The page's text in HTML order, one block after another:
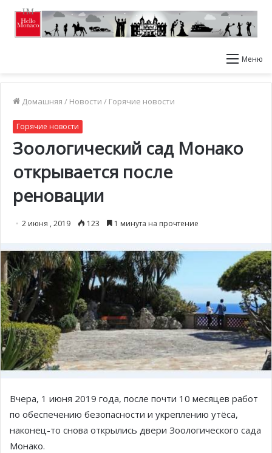
Меню
Домашняя / Новости / Горячие новости
Горячие новости
Зоологический сад Монако
открывается после
реновации
2 июня , 2019 123 1 минута на прочтение
Вчера, 1 июня 2019 года, после почти 10 месяцев работ
по обеспечению безопасности и укреплению утёса,
наконец-то снова открылись двери Зоологического сада
Монако.